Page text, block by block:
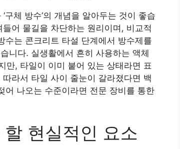
구체 방수’의 개념을 알아두는 것이 좋습
어 물길을 차단하는 원리이며, 비교적
는 콘크리트 타설 단계에서 방수제를
니다. 실생활에서 흔히 사용하는 액체
만, 타일이 이미 붙어 있는 상태라면 표
라서 타일 사이 줄눈이 갈라졌다면 백
어 나오는 수준이라면 전문 장비를 통한
현실적인 요소